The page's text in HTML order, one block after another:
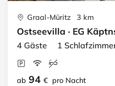
Graal-Müritz 3 km
Ostseevilla · EG
4 Gäste 1
ab 94 € pro Nacht